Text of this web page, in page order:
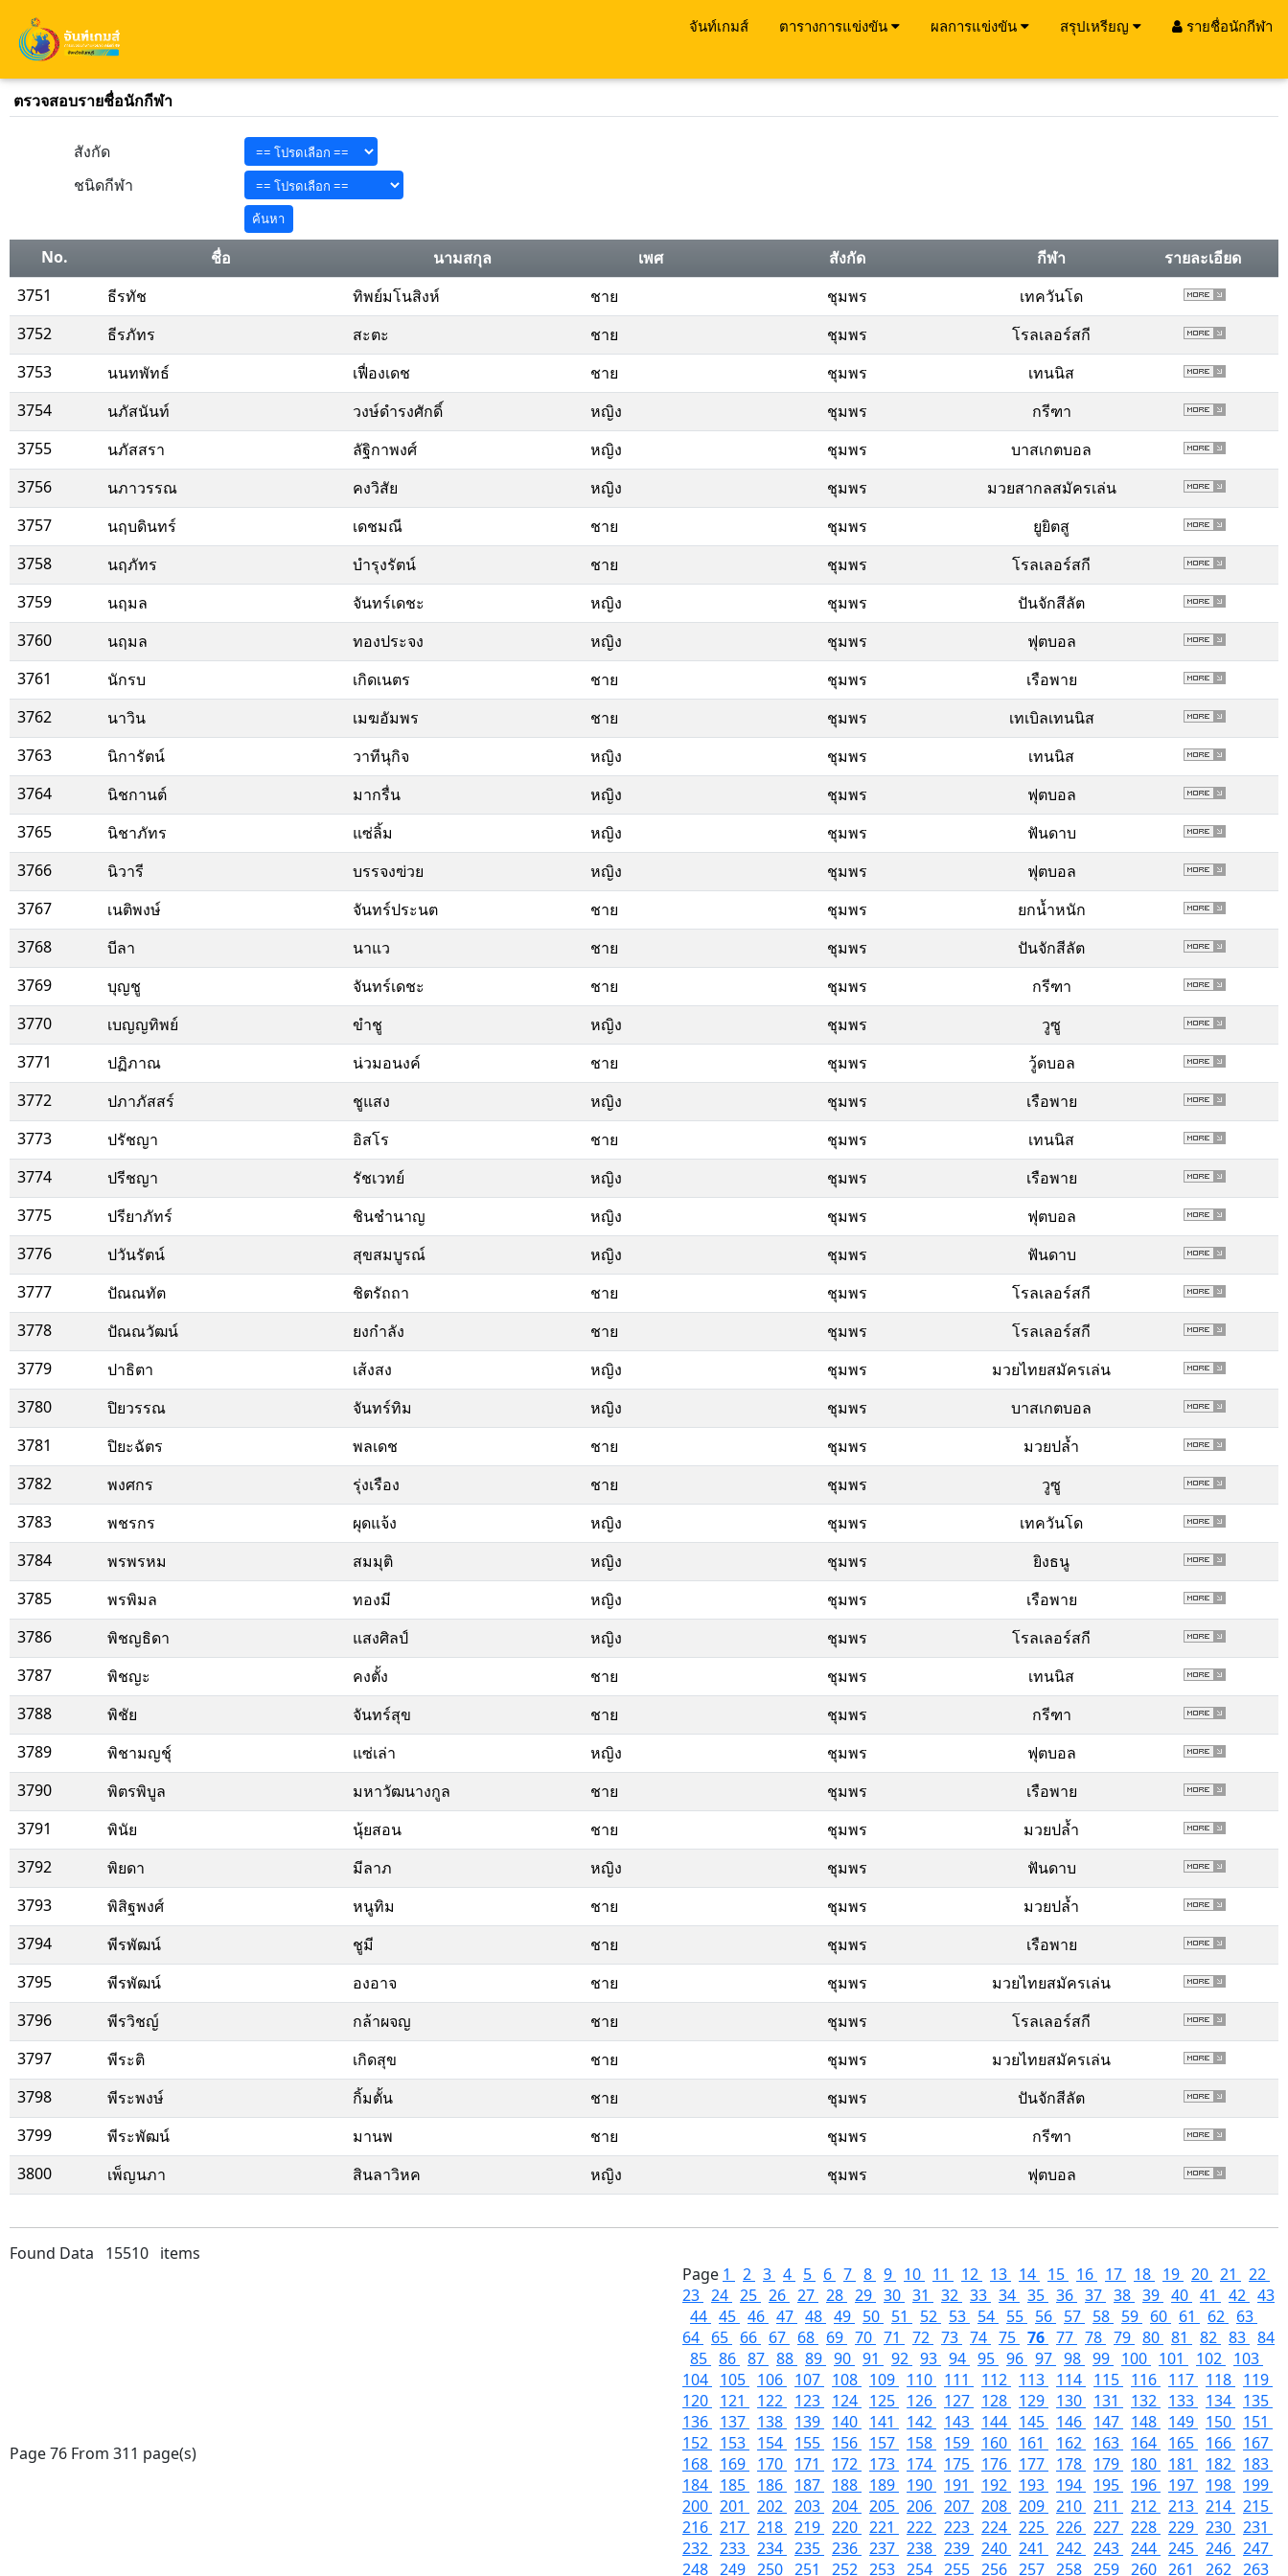
จันท์เกมส์ ตารางการแข่งขัน ผลการแข่งขัน สรุปเหรียญ รายชื่อนักกีฬา
ตรวจสอบรายชื่อนักกีฬา
สังกัด
ชนิดกีฬา
No. ชื่อ นามสกุล เพศ สังกัด กีฬา
รายละเอียด
3751
ธีรทัช ทิพย์มโนสิงห์ ชาย ชุมพร
เทควันโด
3752
ธีรภัทร สะตะ ชาย ชุมพร
โรลเลอร์สกี
3753
นนทพัทธ์ เฟื่องเดช ชาย ชุมพร
เทนนิส
3754
นภัสนันท์ วงษ์ดำรงศักดิ์ หญิง ชุมพร
กรีฑา
3755
นภัสสรา ลัฐิกาพงศ์ หญิง ชุมพร
บาสเกตบอล
3756
นภาวรรณ คงวิสัย หญิง ชุมพร
มวยสากลสมัครเล่น
3757
นฤบดินทร์ เดชมณี ชาย ชุมพร
ยูยิตสู
3758
นฤภัทร บำรุงรัตน์ ชาย ชุมพร
โรลเลอร์สกี
3759
นฤมล จันทร์เดชะ หญิง ชุมพร
ปันจักสีลัต
3760
นฤมล ทองประจง หญิง ชุมพร
ฟุตบอล
3761
นักรบ เกิดเนตร ชาย ชุมพร
เรือพาย
3762
นาวิน เมฆอัมพร ชาย ชุมพร
เทเบิลเทนนิส
3763
นิการัตน์ วาทีนุกิจ หญิง ชุมพร
เทนนิส
3764
นิชกานต์ มากรื่น หญิง ชุมพร
ฟุตบอล
3765
นิชาภัทร แซ่ลิ้ม หญิง ชุมพร
ฟันดาบ
3766
นิวารี บรรจงฃ่วย หญิง ชุมพร
ฟุตบอล
3767
เนติพงษ์ จันทร์ประนต ชาย ชุมพร
ยกน้ำหนัก
3768
บีลา นาแว ชาย ชุมพร
ปันจักสีลัต
3769
บุญชู จันทร์เดชะ ชาย ชุมพร
กรีฑา
3770
เบญญทิพย์ ขำชู หญิง ชุมพร
วูซู
3771
ปฏิภาณ น่วมอนงค์ ชาย ชุมพร
วู้ดบอล
3772
ปภาภัสสร์ ชูแสง หญิง ชุมพร
เรือพาย
3773
ปรัชญา อิสโร ชาย ชุมพร
เทนนิส
3774
ปรีชญา รัชเวทย์ หญิง ชุมพร
เรือพาย
3775
ปรียาภัทร์ ชินชำนาญ หญิง ชุมพร
ฟุตบอล
3776
ปวันรัตน์ สุขสมบูรณ์ หญิง ชุมพร
ฟันดาบ
3777
ปัณณทัต ชิตรัถถา ชาย ชุมพร
โรลเลอร์สกี
3778
ปัณณวัฒน์ ยงกำลัง ชาย ชุมพร
โรลเลอร์สกี
3779
ปาธิตา เส้งสง หญิง ชุมพร
มวยไทยสมัครเล่น
3780
ปิยวรรณ จันทร์ทิม หญิง ชุมพร
บาสเกตบอล
3781
ปิยะฉัตร พลเดช ชาย ชุมพร
มวยปล้ำ
3782
พงศกร รุ่งเรือง ชาย ชุมพร
วูซู
3783
พชรกร ผุดแจ้ง หญิง ชุมพร
เทควันโด
3784
พรพรหม สมมุติ หญิง ชุมพร
ยิงธนู
3785
พรพิมล ทองมี หญิง ชุมพร
เรือพาย
3786
พิชญธิดา แสงศิลป์ หญิง ชุมพร
โรลเลอร์สกี
3787
พิชญะ คงตั้ง ชาย ชุมพร
เทนนิส
3788
พิชัย จันทร์สุข ชาย ชุมพร
กรีฑา
3789
พิชามญชุ์ แซ่เล่า หญิง ชุมพร
ฟุตบอล
3790
พิตรพิบูล มหาวัฒนางกูล ชาย ชุมพร
เรือพาย
3791
พินัย นุ้ยสอน ชาย ชุมพร
มวยปล้ำ
3792
พิยดา มีลาภ หญิง ชุมพร
ฟันดาบ
3793
พิสิฐพงศ์ หนูทิม ชาย ชุมพร
มวยปล้ำ
3794
พีรพัฒน์ ชูมี ชาย ชุมพร
เรือพาย
3795
พีรพัฒน์ องอาจ ชาย ชุมพร
มวยไทยสมัครเล่น
3796
พีรวิชญ์ กล้าผจญ ชาย ชุมพร
โรลเลอร์สกี
3797
พีระติ เกิดสุข ชาย ชุมพร
มวยไทยสมัครเล่น
3798
พีระพงษ์ กิ้มตั้น ชาย ชุมพร
ปันจักสีลัต
3799
พีระพัฒน์ มานพ ชาย ชุมพร
กรีฑา
3800
เพ็ญนภา สินลาวิหค หญิง ชุมพร ฟุตบอล
Found Data 15510 items
Page 76 From 311 page(s)
Page 1 2 3 4 5 6 7 8 9 10 11 12 13 14 15 16 17 18 19 20 21
22
23 24 25 26 27 28 29 30 31 32 33 34 35 36 37 38 39 40 41 42 43
44 45 46 47 48 49 50 51 52 53 54 55 56 57 58 59 60 61 62 63
64 65 66 67 68 69 70 71 72 73 74 75 76 77 78 79 80 81 82 83 84
85 86 87 88 89 90 91 92 93 94 95 96 97 98 99 100 101 102 103
104 105 106 107 108 109 110 111 112 113 114 115 116 117 118 119
120 121 122 123 124 125 126 127 128 129 130 131 132 133 134 135
136 137 138 139 140 141 142 143 144 145 146 147 148 149 150 151
152 153 154 155 156 157 158 159 160 161 162 163 164 165 166 167
168 169 170 171 172 173 174 175 176 177 178 179 180 181 182 183
184 185 186 187 188 189 190 191 192 193 194 195 196 197 198 199
200 201 202 203 204 205 206 207 208 209 210 211 212 213 214 215
216 217 218 219 220 221 222 223 224 225 226 227 228 229 230 231
232 233 234 235 236 237 238 239 240 241 242 243 244 245 246 247
248 249 250 251 252 253 254 255 256 257 258 259 260 261 262 263